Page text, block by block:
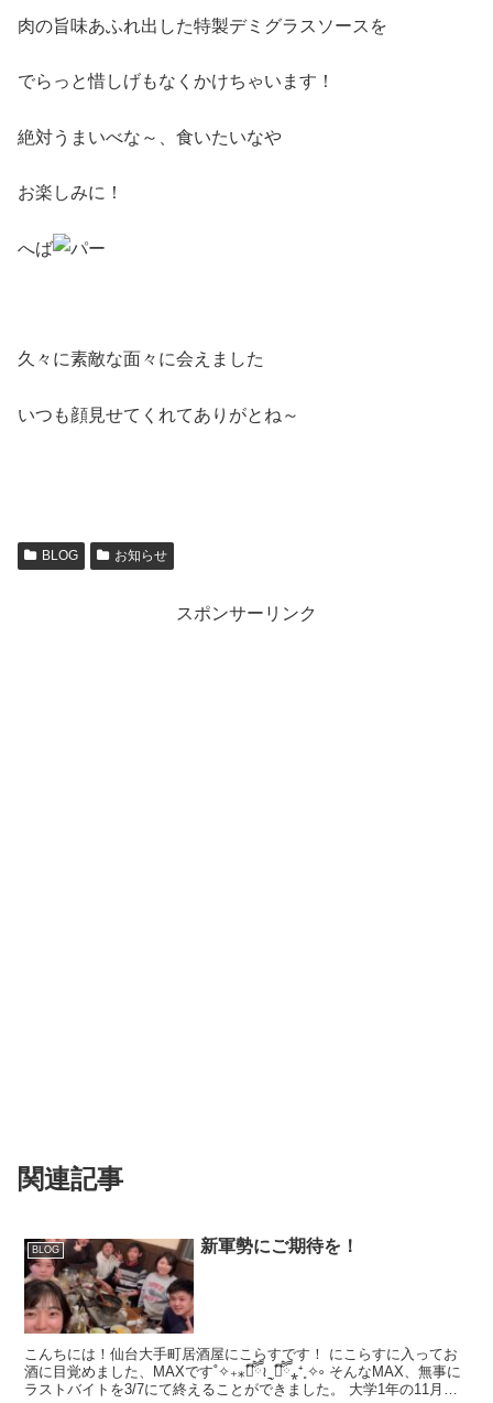
肉の旨味あふれ出した特製デミグラスソースを
でらっと惜しげもなくかけちゃいます！
絶対うまいべな～、食いたいなや
お楽しみに！
へば
久々に素敵な面々に会えました
いつも顔見せてくれてありがとね～
BLOG お知らせ
スポンサーリンク
関連記事
BLOG 新軍勢にご期待を！
こんちには！仙台大手町居酒屋にこらすです！ にこらすに入ってお
酒に目覚めました、MAXです˚✧₊⁎❝᷀ົཽ≀ˍ̮ ❝᷀ົཽ⁎⁺˳✧༚ そんなMAX、無事に
ラストバイトを3/7にて終えることができました。 大学1年の11月か